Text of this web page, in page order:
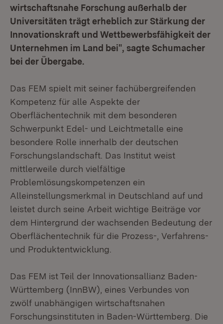
wirtschaftsnahe Forschung außerhalb der
Universitäten trägt erheblich zur Stärkung der
Innovationskraft und Wettbewerbsfähigkeit der
Unternehmen im Land bei", sagte Schumacher
bei der Übergabe.
Das FEM spielt mit seiner fachübergreifenden
Kompetenz für alle Aspekte der
Oberflächentechnik mit dem besonderen
Schwerpunkt Edel- und Leichtmetalle eine
besondere Rolle innerhalb der deutschen
Forschungslandschaft. Das Institut weist
mittlerweile durch vielfältige
Problemlösungskompetenzen ein
Alleinstellungsmerkmal in Deutschland auf und
leistet durch seine Arbeit wichtige Beiträge vor
dem Hintergrund der wachsenden Bedeutung der
Oberflächentechnik für die Prozess-, Verfahrens-
und Produktentwicklung.
Das FEM ist Teil der Innovationsallianz Baden-
Württemberg (InnBW), eines Verbundes von
zwölf unabhängigen wirtschaftsnahen
Forschungsinstituten in Baden-Württemberg. Die